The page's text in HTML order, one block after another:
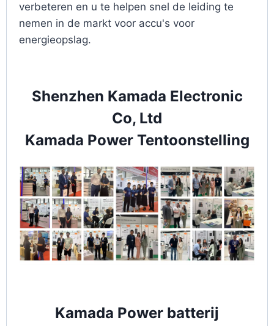
verbeteren en u te helpen snel de leiding te
nemen in de markt voor accu's voor
energieopslag.
Shenzhen Kamada Electronic
Co, Ltd
Kamada Power Tentoonstelling
Kamada Power batterij